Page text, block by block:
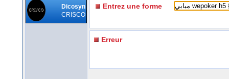
Dicosyn
CRISCO
Entrez une forme
Erreur